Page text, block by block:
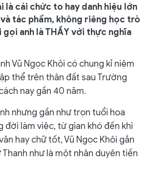
là cái chức to hay danh hiệu lớn
tác phẩm, không riêng học trò
gọi anh là THẦY với thực nghĩa
Vũ Ngọc Khôi có chung kỉ niệm
thể trên thân đất sau Trường
nay gần 40 năm.
nhưng gần như trọn tuổi hoa
đời làm việc, từ gian khó đến khi
hay chữ tốt, Vũ Ngọc Khôi gắn
như là một nhân duyên tiền